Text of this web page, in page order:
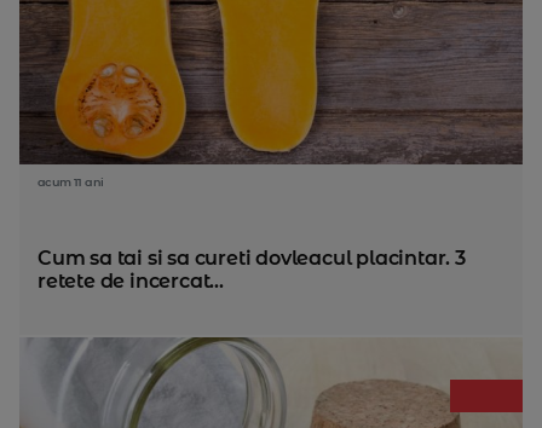
acum 11 ani
Cum sa tai si sa cureti dovleacul placintar. 3
retete de incercat...